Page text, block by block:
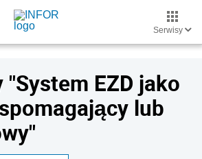
Serwisy
EZD jako
lub